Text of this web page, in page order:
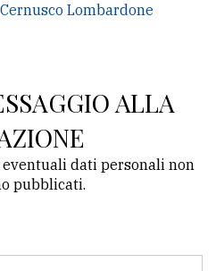
Lombardone
ALLA
dati personali non
pubblicati.